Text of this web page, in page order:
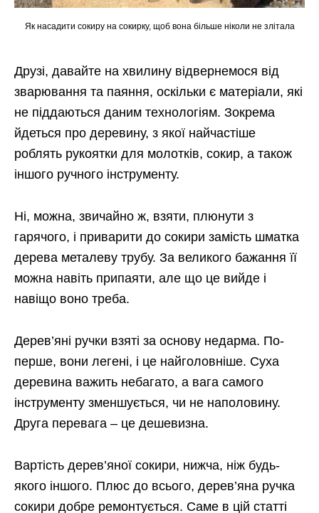
Як насадити сокиру на сокирку, щоб вона більше ніколи не злітала
Друзі, давайте на хвилину відвернемося від
зварювання та паяння, оскільки є матеріали, які
не піддаються даним технологіям. Зокрема
йдеться про деревину, з якої найчастіше
роблять рукоятки для молотків, сокир, а також
іншого ручного інструменту.
Ні, можна, звичайно ж, взяти, плюнути з
гарячого, і приварити до сокири замість шматка
дерева металеву трубу. За великого бажання її
можна навіть припаяти, але що це вийде і
навіщо воно треба.
Дерев’яні ручки взяті за основу недарма. По-
перше, вони легені, і це найголовніше. Суха
деревина важить небагато, а вага самого
інструменту зменшується, чи не наполовину.
Друга перевага – це дешевизна.
Вартість дерев’яної сокири, нижча, ніж будь-
якого іншого. Плюс до всього, дерев’яна ручка
сокири добре ремонтується. Саме в цій статті